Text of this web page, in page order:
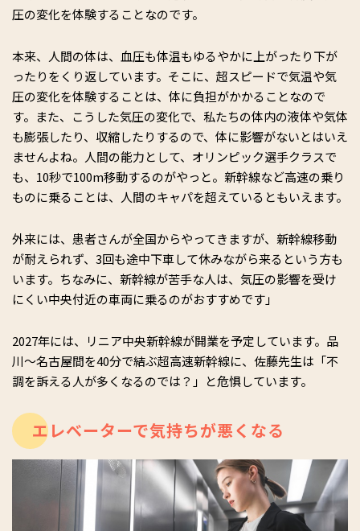
圧の変化を体験することなのです。
本来、人間の体は、血圧も体温もゆるやかに上がったり下が
ったりをくり返しています。そこに、超スピードで気温や気
圧の変化を体験することは、体に負担がかかることなので
す。また、こうした気圧の変化で、私たちの体内の液体や気体
も膨張したり、収縮したりするので、体に影響がないとはいえ
ませんよね。人間の能力として、オリンピック選手クラスで
も、10秒で100m移動するのがやっと。新幹線など高速の乗り
ものに乗ることは、人間のキャパを超えているともいえます。
外来には、患者さんが全国からやってきますが、新幹線移動
が耐えられず、3回も途中下車して休みながら来るという方も
います。ちなみに、新幹線が苦手な人は、気圧の影響を受け
にくい中央付近の車両に乗るのがおすすめです」
2027年には、リニア中央新幹線が開業を予定しています。品
川～名古屋間を40分で結ぶ超高速新幹線に、佐藤先生は「不
調を訴える人が多くなるのでは？」と危惧しています。
エレベーターで気持ちが悪くなる